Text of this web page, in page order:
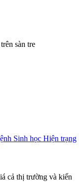
sàn tre
Sinh học Hiện trạng
cả thị trường và kiến